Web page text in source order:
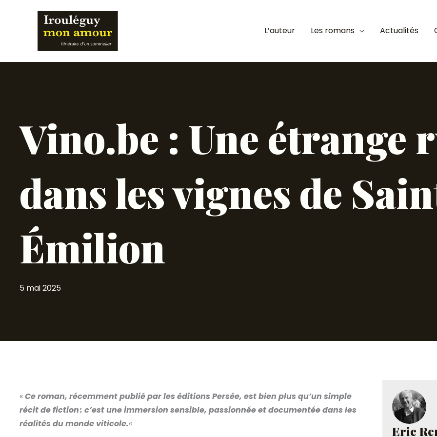
L’auteur Les romans Actualités
Vino.be : Une étrange
dans les vignes de
Émilion
5 mai 2025
«Ce roman, récemment publié par les éditions Persée, est bien plus qu’un simple
récit de fiction : c’est une immersion sensible, passionnée et documentée dans les
réalités du monde viticole.« Eric